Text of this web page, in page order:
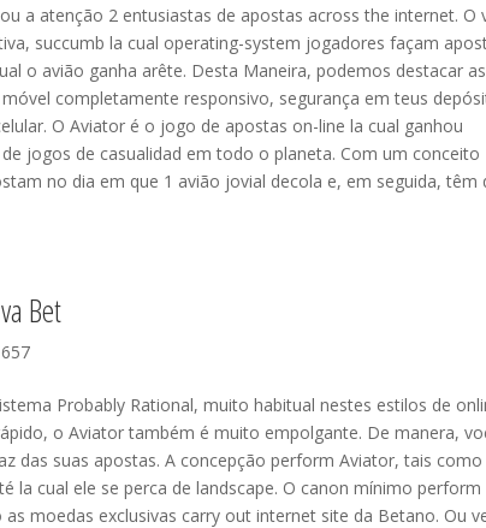
a atenção 2 entusiastas de apostas across the internet. O
succumb la cual operating-system jogadores façam
o avião ganha arête. Desta Maneira, podemos destacar
completamente responsivo, segurança em teus
O Aviator é o jogo de apostas on-line la cual ganhou
jogos de casualidad em todo o planeta. Com um conceito
no dia em que 1 avião jovial decola e, em seguida, têm
Bet
Probably Rational, muito habitual nestes estilos de
o Aviator também é muito empolgante. De manera,
das suas apostas. A concepção perform Aviator, tais como
la cual ele se perca de landscape. O canon mínimo perform
moedas exclusivas carry out internet site da Betano. Ou